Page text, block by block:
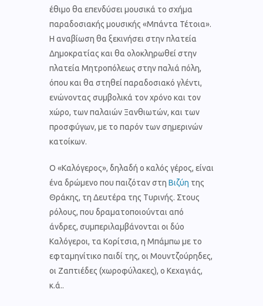
έθιμο θα επενδύσει μουσικά το σχήμα
παραδοσιακής μουσικής «Μπάντα Τέτοια».
Η αναβίωση θα ξεκινήσει στην πλατεία
Δημοκρατίας και θα ολοκληρωθεί στην
πλατεία Μητροπόλεως στην παλιά πόλη,
όπου και θα στηθεί παραδοσιακό γλέντι,
ενώνοντας συμβολικά τον χρόνο και τον
χώρο, των παλαιών Ξανθιωτών, και των
προσφύγων, με το παρόν των σημερινών
κατοίκων.
Ο «Καλόγερος», δηλαδή ο καλός γέρος, είναι
ένα δρώμενο που παιζόταν στη Βιζύη της
Θράκης, τη Δευτέρα της Τυρινής. Στους
ρόλους, που δραματοποιούνται από
άνδρες, συμπεριλαμβάνονται οι δύο
Καλόγεροι, τα Κορίτσια, η Μπάμπω με το
εφταμηνίτικο παιδί της, οι Μουντζούρηδες,
οι Ζαπτιέδες (χωροφύλακες), ο Κεχαγιάς,
κ.ά..